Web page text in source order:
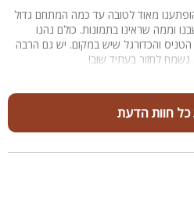
מאוד לטובה עד כמה המתחם גדול
וממה שראינו בתמונות. כולם נהנו
והכדורגל שיש במקום. יש גם הרבה
נשמח לחזור בעתיד שוב!
חוות הדעת